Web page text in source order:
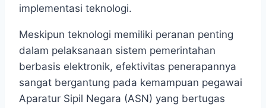
implementasi teknologi.
Meskipun teknologi memiliki peranan penting
dalam pelaksanaan sistem pemerintahan
berbasis elektronik, efektivitas penerapannya
sangat bergantung pada kemampuan pegawai
Aparatur Sipil Negara (ASN) yang bertugas